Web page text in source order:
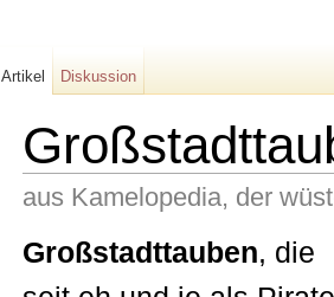
aus Kamelopedia, der
Großstadttauben, die
Artikel Diskussion